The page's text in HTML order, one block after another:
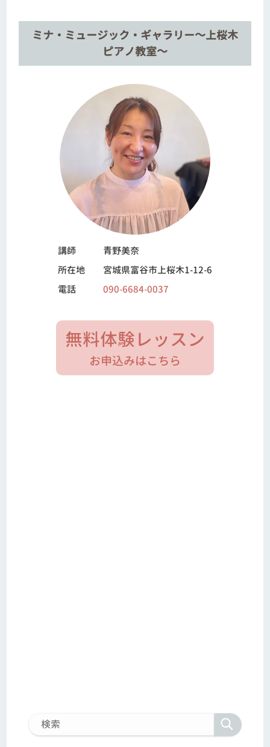
ミナ・ミュージック・ギャラリー～上桜木
ピアノ教室～
講師
青野美奈
所在地
宮城県富谷市上桜木1-12-6
電話
090-6684-0037
無料体験レッスン
お申込みはこちら